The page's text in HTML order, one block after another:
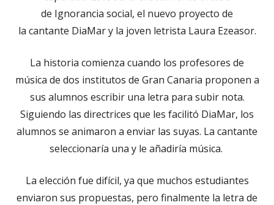
de Ignorancia social, el nuevo proyecto de
la cantante DiaMar y la joven letrista Laura Ezeasor.
La historia comienza cuando los profesores de
música de dos institutos de Gran Canaria proponen a
sus alumnos escribir una letra para subir nota.
Siguiendo las directrices que les facilitó DiaMar, los
alumnos se animaron a enviar las suyas. La cantante
seleccionaría una y le añadiría música.
La elección fue difícil, ya que muchos estudiantes
enviaron sus propuestas, pero finalmente la letra de